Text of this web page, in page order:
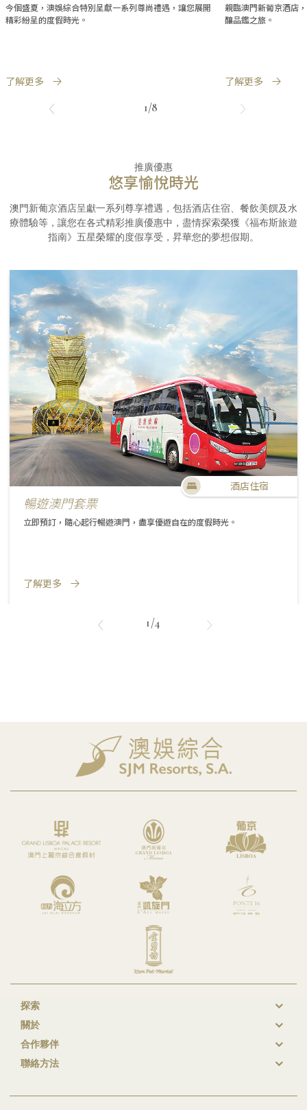
今個盛夏，澳娛綜合特別呈獻一系列尊尚禮遇，讓您展開
精彩紛呈的度假時光。
了解更多
鑑饗宴
親臨澳門新葡京酒店
釀品鑑之旅。
了解更多
1/8
推廣優惠
悠享愉悅時光
澳門新葡京酒店呈獻一系列尊享禮遇，包括酒店住宿、餐飲美饌及水
療體驗等，讓您在各式精彩推廣優惠中，盡情探索榮獲《福布斯旅遊
指南》五星榮耀的度假享受，昇華您的夢想假期。
酒店住宿
暢遊澳門套票
立即預訂，隨心起行暢遊澳門，盡享優遊自在的度假時光。
了解更多
1/4
New
Footer
探索
關於
合作夥伴
聯絡方法